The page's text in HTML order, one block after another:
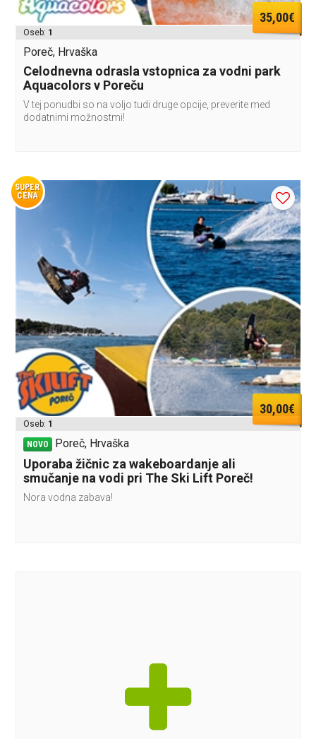
35,00€
Oseb: 1
Poreč, Hrvaška
Celodnevna odrasla vstopnica za vodni park
Aquacolors v Poreču
V tej ponudbi so na voljo tudi druge opcije, preverite med
dodatnimi možnostmi!
SUPER
CENA
30,00€
Oseb: 1
NOVO Poreč, Hrvaška
Uporaba žičnic za wakeboardanje ali
smučanje na vodi pri The Ski Lift Poreč!
Nora vodna zabava!